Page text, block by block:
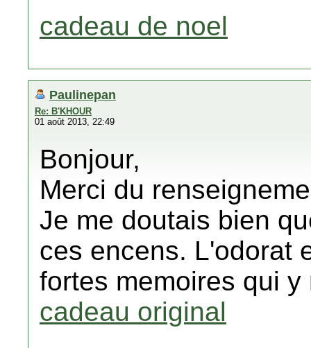
cadeau de noel
Paulinepan
Re: B'KHOUR
01 août 2013, 22:49
Bonjour,
Merci du
Je me doutais bien
ces encens. L'odorat
fortes memoires qui y
cadeau original